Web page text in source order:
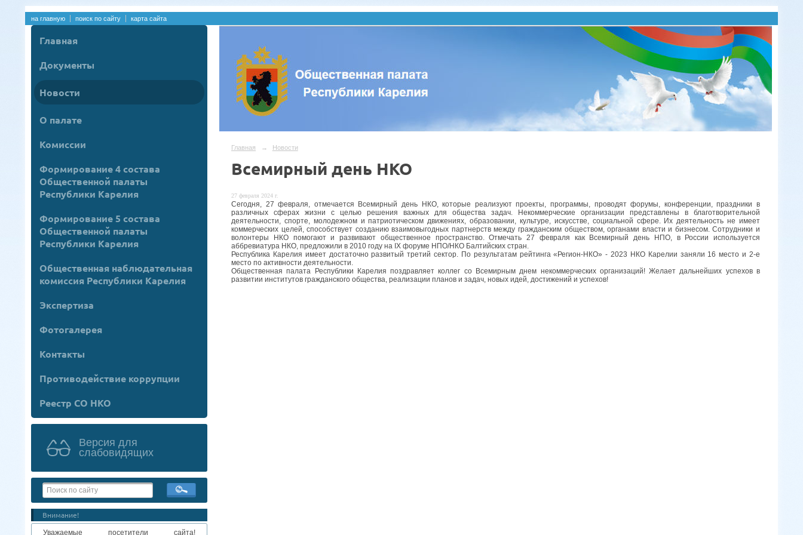
на главную поиск по сайту карта сайта
Главная
Документы
Новости
О палате
Комиссии
Формирование 4 состава
Общественной палаты
Республики Карелия
Формирование 5 состава
Общественной палаты
Республики Карелия
Общественная наблюдательная
комиссия Республики Карелия
Экспертиза
Фотогалерея
Контакты
Противодействие коррупции
Реестр СО НКО
Версия для
слабовидящих
Внимание!
Уважаемые посетители сайта!
Главная → Новости
Всемирный день НКО
27 февраля 2024 г.
Сегодня, 27 февраля, отмечается Всемирный день НКО, которые реализуют проекты, программы, проводят форумы, конференции, праздники в
различных сферах жизни с целью решения важных для общества задач. Некоммерческие организации представлены в благотворительной
деятельности, спорте, молодежном и патриотическом движениях, образовании, культуре, искусстве, социальной сфере. Их деятельность не имеет
коммерческих целей, способствует созданию взаимовыгодных партнерств между гражданским обществом, органами власти и бизнесом. Сотрудники и
волонтеры НКО помогают и развивают общественное пространство. Отмечать 27 февраля как Всемирный день НПО, в России используется
аббревиатура НКО, предложили в 2010 году на IX форуме НПО/НКО Балтийских стран.
Республика Карелия имеет достаточно развитый третий сектор. По результатам рейтинга «Регион-НКО» - 2023 НКО Карелии заняли 16 место и 2-е
место по активности деятельности.
Общественная палата Республики Карелия поздравляет коллег со Всемирным днем некоммерческих организаций! Желает дальнейших успехов в
развитии институтов гражданского общества, реализации планов и задач, новых идей, достижений и успехов!